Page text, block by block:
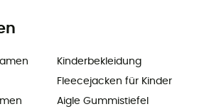
Kinderbekleidung
Fleecejacken für Kinder
Aigle Gummistiefel